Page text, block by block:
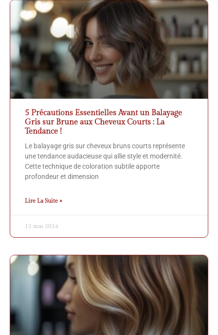
5 Précautions Essentielles Avant un Balayage
Gris sur Brune aux Cheveux Courts : La
Tendance !
Le balayage gris sur cheveux bruns courts représente
une tendance audacieuse qui allie style et modernité.
Cette technique de coloration subtile apporte
profondeur et dimension
Lire La Suite »
12 mai 2024